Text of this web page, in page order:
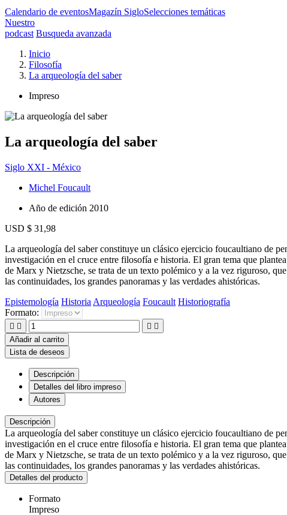
Calendario de eventosMagazín SigloSelecciones temáticas
Nuestro
podcast Busqueda avanzada
Inicio
Filosofía
La arqueología del saber
Impreso
La arqueología del saber
Siglo XXI - México
Michel Foucault
Año de edición 2010
USD $ 31,98
La arqueología del saber constituye un clásico ejercicio foucaultiano de
investigación en el cruce entre filosofía e historia. El gran tema que
de Marx y Nietzsche, se trata de un texto polémico y a la vez riguroso,
las continuidades, los grandes panoramas y las verdades ahistóricas.
Epistemología Historia Arqueología Foucault Historiografía
Formato:
   
Añadir al carrito
Lista de deseos
Descripción
Detalles del libro impreso
Autores
Descripción
La arqueología del saber constituye un clásico ejercicio foucaultiano de
investigación en el cruce entre filosofía e historia. El gran tema que
de Marx y Nietzsche, se trata de un texto polémico y a la vez riguroso,
las continuidades, los grandes panoramas y las verdades ahistóricas.
Detalles del producto
Formato
Impreso